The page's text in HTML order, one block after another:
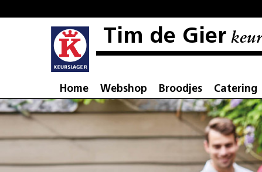
Tim de Gier
Home Webshop Broodjes Catering